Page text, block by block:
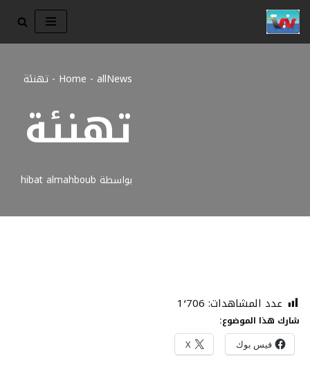
تخطى
Home - allNews
- تهنئة
تهنئة
بواسطة hibat almahboub
عدد المشاهدات: 1٬706
شارك هذا الموضوع:
فيس بوك X